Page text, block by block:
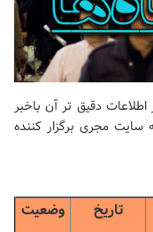
اطلاعات دقیق تر آن باخبر
مجری برگزار کننده
تاریخ وضعیت